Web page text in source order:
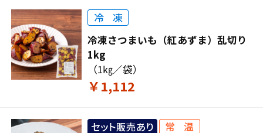
冷凍さつまいも（紅あずま）乱切り
1kg
（1㎏／袋）
￥1,112